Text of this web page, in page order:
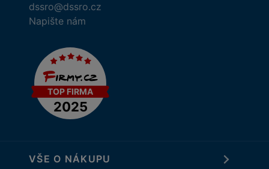
dssro@dssro.cz
Napište nám
VŠE O NÁKUPU